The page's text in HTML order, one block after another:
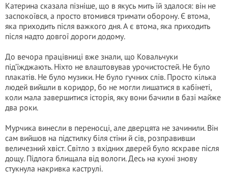
Катерина сказала пізніше, що в якусь мить їй здалося: він не
заспокоївся, а просто втомився тримати оборону. Є втома,
яка приходить після важкого дня. А є втома, яка приходить
після надто довгої дороги додому.
До вечора працівниці вже знали, що Ковальчуки
під’їжджають. Ніхто не влаштовував урочистостей. Не було
плакатів. Не було музики. Не було гучних слів. Просто кілька
людей вийшли в коридор, бо не могли лишатися в кабінеті,
коли мала завершитися історія, яку вони бачили в базі майже
два роки.
Мурчика винесли в переносці, але дверцята не зачинили. Він
сам вийшов на підстилку біля стіни й сів, розправивши
величезний хвіст. Світло з вхідних дверей було яскраве після
дощу. Підлога блищала від вологи. Десь на кухні знову
стукнула накривка каструлі.